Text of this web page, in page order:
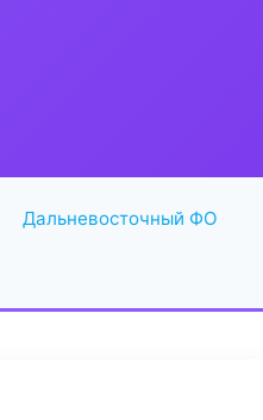
Дальневосточный ФО